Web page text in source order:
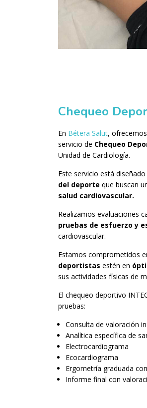
Chequeo
En Bétera Salut,
servicio de Chequeo
Unidad de Cardiología.
Este servicio está diseñado
del deporte que buscan
salud cardiovascular.
Realizamos evaluaciones
pruebas de esfuerzo y
cardiovascular.
Estamos comprometidos
deportistas estén en
sus actividades físicas de
El chequeo deportivo
pruebas:
Consulta de valoración
Analítica específica de
Electrocardiograma
Ecocardiograma
Ergometría graduada
Informe final con